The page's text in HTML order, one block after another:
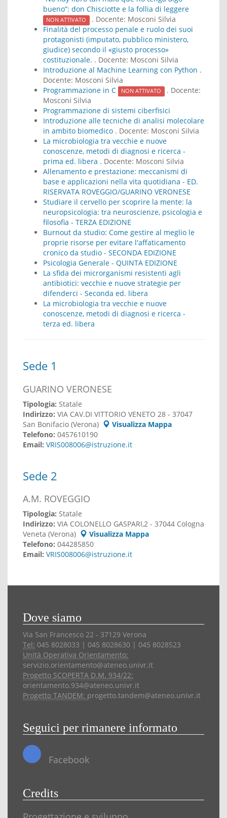
bueno”: don Chisciotte e la follia di leggere
NON ATTIVATO . Docente: Mosconi Silvia
Finalità del processo penale e ruolo dei suoi
protagonisti (imputato, pubblico ministero,
giudice) secondo il «giusto processo»
costituzionale. . Docente: Mosconi Silvia
Introduzione al Machine Learning con Python .
Docente: Mosconi Silvia
Programmazione in C
NON ATTIVATO
. Docente:
Mosconi Silvia
Programmazione di sistemi ciberfisici
Introduzione alle tecniche di analisi molecolare
in ambito biomedico . Docente: Mosconi Silvia
La microbiologia tra vecchie e nuove
conoscenze, metodi di diagnosi e ricerca -
prima ed. libera . Docente: Mosconi Silvia
Allenamento e prestazione: meccanismi di
base e applicazioni nella vita quotidiana - ED.
RISERVATA ROVEGGIO/GUARINO VERONESE
Studiare il cervello per scoprire la mente: la
neuropsicologia: tra neuroscienze, psicologia e
filosofia - TERZA EDIZIONE
Burnout da studio: Come gestire al meglio le
proprie risorse per evitare l'affaticamento
cronico da studio - SECONDA EDIZIONE
Psicologia Generale - QUINTA EDIZIONE
La sfida dei microrganismi resistenti agli
antibiotici: vecchie e nuove strategie per
difenderci - Seconda ed. libera
La microbiologia tra vecchie e nuove
conoscenze, metodi di diagnosi e ricerca -
terza ed. libera
Sede 1
GUARINO VERONESE
Tipologia: Statale
Indirizzo: VIA CAV.DI VITTORIO VENETO 28 - 37047
San Bonifacio (Verona)
Visualizza Mappa
Telefono: 0457610190
Email: VRIS008006@istruzione.it
Sede 2
A.M. ROVEGGIO
Tipologia: Statale
Indirizzo: VIA COLONELLO GASPARI,2 - 37044 Cologna
Veneta (Verona)
Visualizza Mappa
Telefono: 044285850
Email: VRIS008006@istruzione.it
Dove siamo
Via San Francesco 22 - 37129 Verona
Tel: 045 8028033 | 045 8028630 | 045 8028523
Unità Operativa Orientamento:
servizio.orientamento@ateneo.univr.it
Progetto SCOPERTA D.M. 934/22:
orientamento.934@ateneo.univr.it
Progetto TANDEM: progetto.tandem@ateneo.univr.it
Seguici per rimanere informato
Facebook
Credits